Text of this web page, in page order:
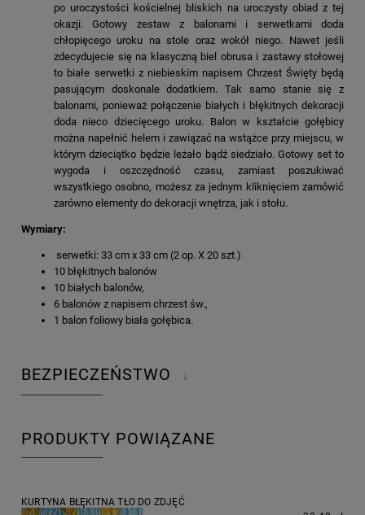
po uroczystości kościelnej bliskich na uroczysty obiad z tej
okazji. Gotowy zestaw z balonami i serwetkami doda
chłopięcego uroku na stole oraz wokół niego. Nawet jeśli
zdecydujecie się na klasyczną biel obrusa i zastawy stołowej
to białe serwetki z niebieskim napisem Chrzest Święty będą
pasującym doskonale dodatkiem. Tak samo stanie się z
balonami, ponieważ połączenie białych i błękitnych dekoracji
doda nieco dziecięcego uroku. Balon w kształcie gołębicy
można napełnić helem i zawiązać na wstążce przy miejscu, w
którym dzieciątko będzie leżało bądź siedziało. Gotowy set to
wygoda i oszczędność czasu, zamiast poszukiwać
wszystkiego osobno, możesz za jednym kliknięciem zamówić
zarówno elementy do dekoracji wnętrza, jak i stołu.
Wymiary:
serwetki: 33 cm x 33 cm (2 op. X 20 szt.)
10 błękitnych balonów
10 białych balonów,
6 balonów z napisem chrzest św.,
1 balon foliowy biała gołębica.
BEZPIECZEŃSTWO ↓
PRODUKTY POWIĄZANE
KURTYNA BŁĘKITNA TŁO DO ZDJĘĆ